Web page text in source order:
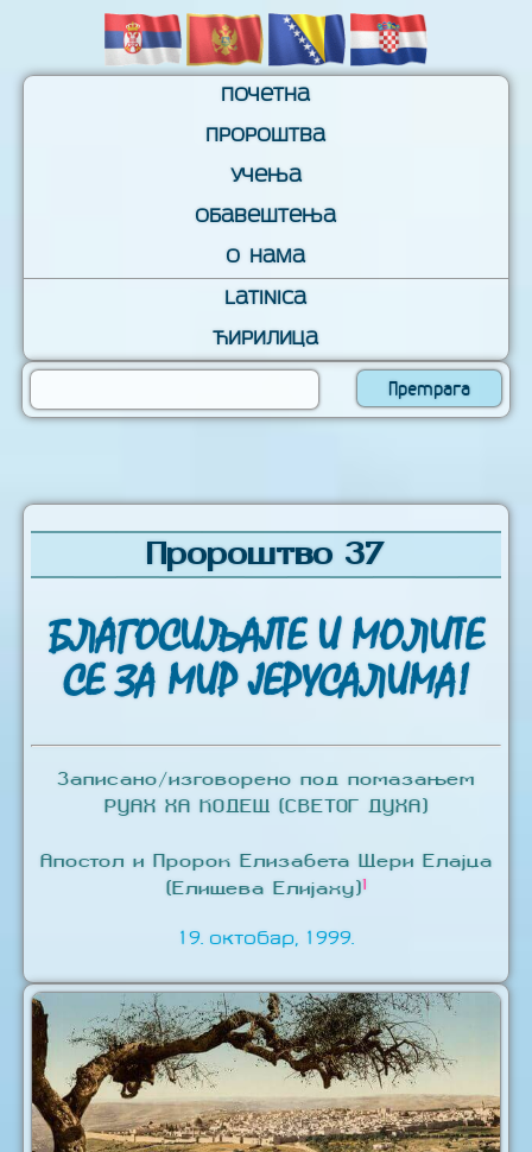
Почетна
Пророштва
Учења
Обавештења
О нама
Latinica
Ћирилица
Пророштво 37
БЛАГОСИЉАЈТЕ И МОЛИТЕ
СЕ ЗА МИР ЈЕРУСАЛИМА!
Записано/изговорено под помазањем
РУАХ ХА КОДЕШ (СВЕТОГ ДУХА)
Апостол и Пророк Елизабета Шери Елајџа
(Елишева Елијаху)1
19. октобар, 1999.